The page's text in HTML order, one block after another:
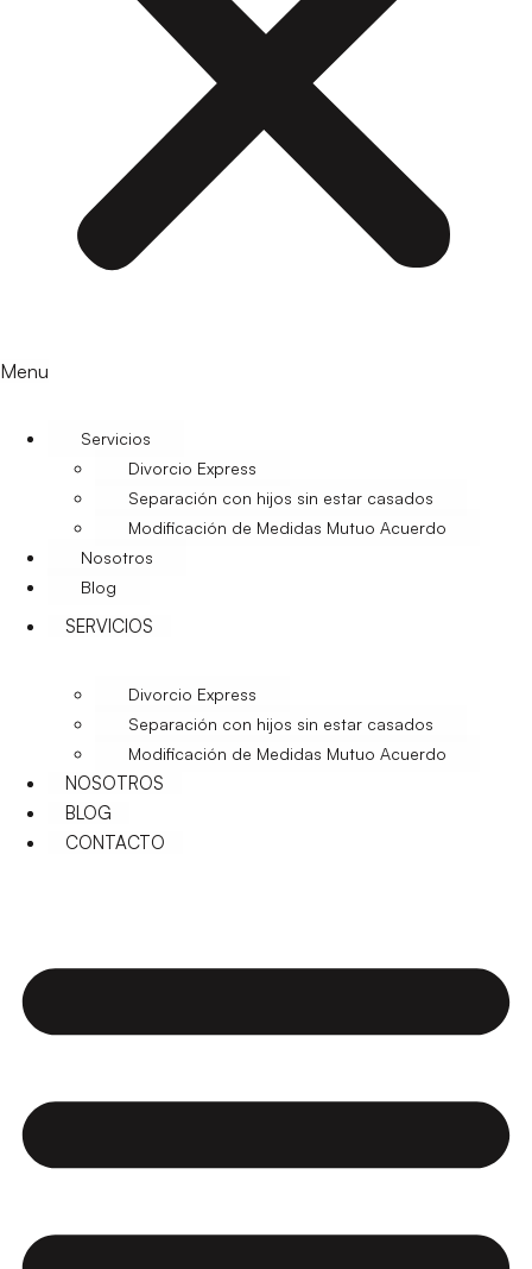
Menu
Servicios
Divorcio Express
Separación con hijos sin estar casados
Modificación de Medidas Mutuo Acuerdo
Nosotros
Blog
SERVICIOS
Divorcio Express
Separación con hijos sin estar casados
Modificación de Medidas Mutuo Acuerdo
NOSOTROS
BLOG
CONTACTO